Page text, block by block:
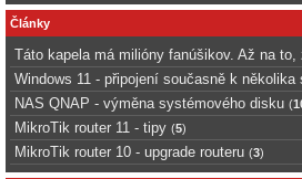
Články
Táto kapela má milióny fanúšikov. Až na to,
Windows 11 - připojení současně k několika
NAS QNAP - výměna systémového disku (
MikroTik router 11 - tipy (5)
MikroTik router 10 - upgrade routeru (3)